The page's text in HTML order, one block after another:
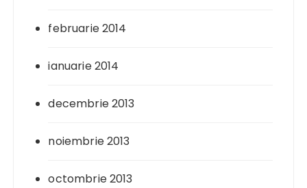
februarie 2014
ianuarie 2014
decembrie 2013
noiembrie 2013
octombrie 2013